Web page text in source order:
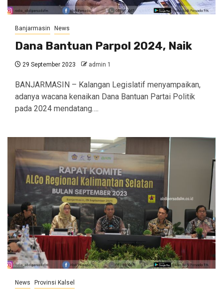
Banjarmasin News
Dana Bantuan Parpol 2024, Naik
29 September 2023 admin 1
BANJARMASIN – Kalangan Legislatif menyampaikan,
adanya wacana kenaikan Dana Bantuan Partai Politik
pada 2024 mendatang….
News Provinsi Kalsel